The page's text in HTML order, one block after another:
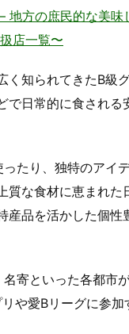
地方の庶民的な美
店一覧〜
知られてきたB級
日常的に食され
たり、独特のアイ
な食材に恵まれ
品を活かした個性
寄といった各都市
や愛Bリーグに参